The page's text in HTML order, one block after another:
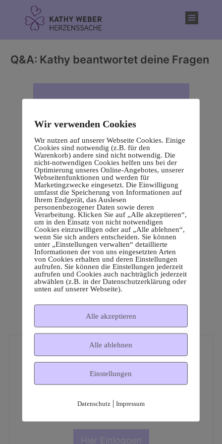
Q&A: Kathy beantwortet deine Fragen
Dies ist ein geschützter
Mitgliederbereich!
Hier Einloggen
Wir verwenden Cookies
Wir nutzen auf unserer Webseite Cookies. Einige
Cookies sind notwendig (z.B. für den
Warenkorb) andere sind nicht notwendig. Die
nicht-notwendigen Cookies helfen uns bei der
Optimierung unseres Online-Angebotes, unserer
Webseitenfunktionen und werden für
Marketingzwecke eingesetzt. Die Einwilligung
umfasst die Speicherung von Informationen auf
Ihrem Endgerät, das Auslesen
personenbezogener Daten sowie deren
Verarbeitung. Klicken Sie auf „Alle akzeptieren“,
um in den Einsatz von nicht notwendigen
Cookies einzuwilligen oder auf „Alle ablehnen“,
wenn Sie sich anders entscheiden. Sie können
unter „Einstellungen verwalten“ detaillierte
Informationen der von uns eingesetzten Arten
von Cookies erhalten und deren Einstellungen
aufrufen. Sie können die Einstellungen jederzeit
aufrufen und Cookies auch nachträglich jederzeit
abwählen (z.B. in der Datenschutzerklärung oder
unten auf unserer Webseite).
Alle akzeptieren
Alle ablehnen
Einstellungen
Datenschutz| Impressum